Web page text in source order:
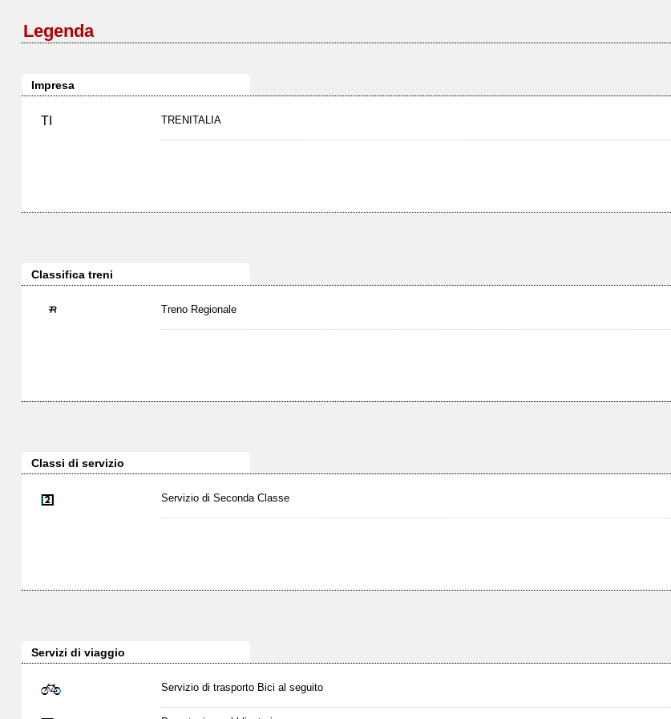
Legenda
Impresa
TI TRENITALIA
Classifica treni
Treno Regionale
Classi di servizio
Servizio di Seconda Classe
Servizi di viaggio
Servizio di trasporto Bici al seguito